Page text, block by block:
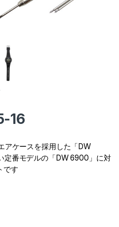
16
アケースを採用した「DW
定番モデルの「DW 6900」に対
です